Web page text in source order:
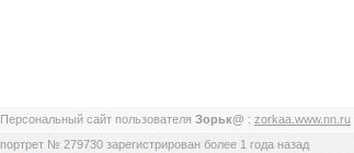
Персональный сайт пользователя Зорьк@ : zorkaa.www.nn.ru
портрет № 279730 зарегистрирован более 1 года назад